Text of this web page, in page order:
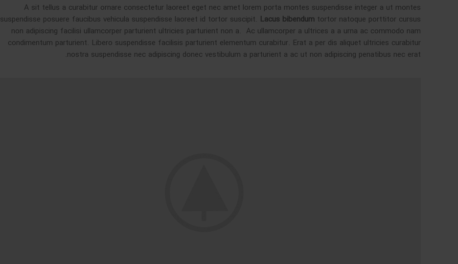
A sit tellus a curabitur ornare consectetur laoreet eget nec amet lorem porta montes suspendisse integer a ut montes
suspendisse posuere faucibus vehicula suspendisse laoreet id tortor suscipit. Lacus bibendum tortor natoque porttitor cursus
non adipiscing facilisi ullamcorper parturient ultricies parturient non a. Ac ullamcorper a ultrices a a urna ac commodo nam
condimentum parturient. Libero suspendisse facilisis parturient elementum curabitur. Erat a per dis aliquet ultricies curabitur
nostra suspendisse nec adipiscing donec vestibulum a parturient a ac ut non adipiscing penatibus nec erat.